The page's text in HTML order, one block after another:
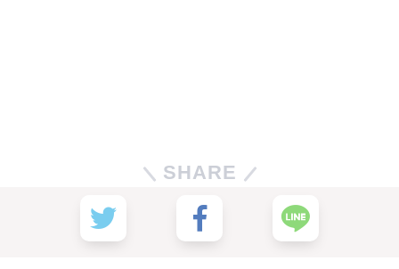
SHARE